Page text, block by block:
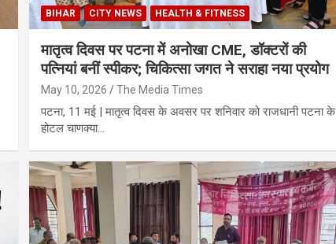
BIHAR CITY NEWS HEALTH & FITNESS
मातृत्व दिवस पर पटना में अनोखा CME, डॉक्टरों की
पत्नियां बनीं स्पीकर; चिकित्सा जगत ने सराहा नया प्रयोग
May 10, 2026 The Media Times
पटना, 11 मई | मातृत्व दिवस के अवसर पर शनिवार को राजधानी पटना के
होटल चाणक्या…